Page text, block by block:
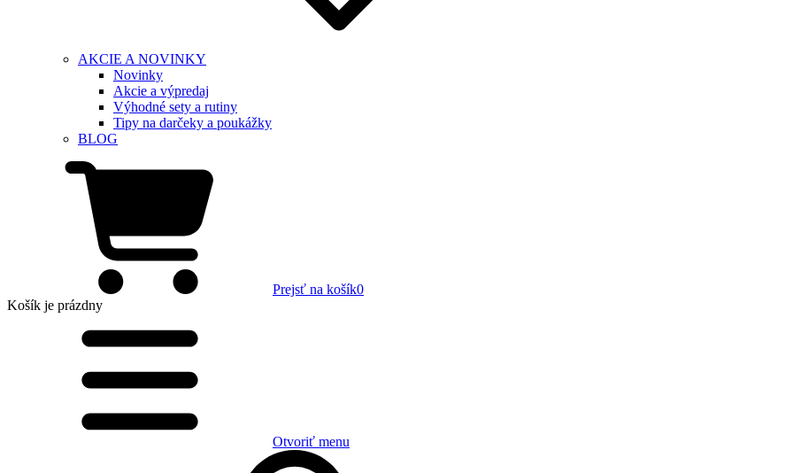
AKCIE A NOVINKY
Novinky
Akcie a výpredaj
Výhodné sety a rutiny
Tipy na darčeky a poukážky
BLOG
Prejsť na košík0
Košík je prázdny
Otvoriť menu